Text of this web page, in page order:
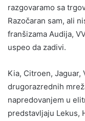
razgovaramo sa
Razočaran sam, ali
franšizama Audija,
uspeo da zadivi.
Kia, Citroen, Jaguar,
drugorazrednih
napredovanjem u
predstavljaju Lekus,